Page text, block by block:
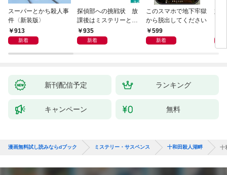
スーパーとかち殺人事
件〈新装版〉
913
新着
探偵部への挑戦状 放
課後はミステリーとと
もに 新装版
935
新着
このスマホで地下牢獄
から脱出してください
599
新着
姐
新刊配信予定 ランキング
キャンペーン 無料
漫画無料試し読みならdブック ミステリー・サスペンス 十和田殺人湖畔 十